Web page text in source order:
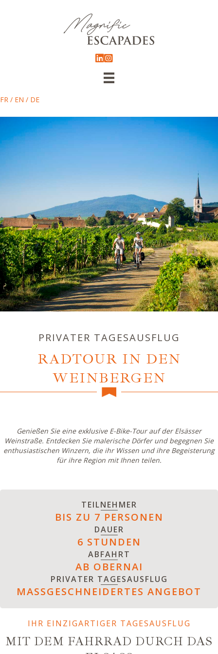
FR / EN / DE
PRIVATER TAGESAUSFLUG
RADTOUR IN DEN
WEINBERGEN
Genießen Sie eine exklusive E-Bike-Tour auf der Elsässer
Weinstraße. Entdecken Sie malerische Dörfer und begegnen Sie
enthusiastischen Winzern, die ihr Wissen und ihre Begeisterung
für ihre Region mit Ihnen teilen.
TEILNEHMER
BIS ZU 7 PERSONEN
DAUER
6 STUNDEN
ABFAHRT
AB OBERNAI
PRIVATER TAGESAUSFLUG
MASSGESCHNEIDERTES ANGEBOT
IHR EINZIGARTIGER TAGESAUSFLUG
MIT DEM FAHRRAD DURCH DAS